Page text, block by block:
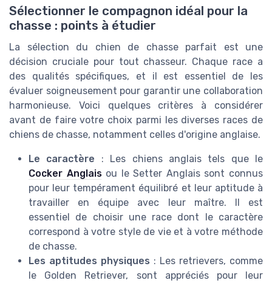
Sélectionner le compagnon idéal pour la
chasse : points à étudier
La sélection du chien de chasse parfait est une
décision cruciale pour tout chasseur. Chaque race a
des qualités spécifiques, et il est essentiel de les
évaluer soigneusement pour garantir une collaboration
harmonieuse. Voici quelques critères à considérer
avant de faire votre choix parmi les diverses races de
chiens de chasse, notamment celles d'origine anglaise.
Le caractère : Les chiens anglais tels que le
Cocker Anglaisou le Setter Anglais sont connus
pour leur tempérament équilibré et leur aptitude à
travailler en équipe avec leur maître. Il est
essentiel de choisir une race dont le caractère
correspond à votre style de vie et à votre méthode
de chasse.
Les aptitudes physiques : Les retrievers, comme
le Golden Retriever, sont appréciés pour leur